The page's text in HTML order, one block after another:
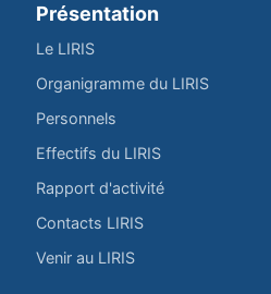
Présentation
Le LIRIS
Organigramme du LIRIS
Personnels
Effectifs du LIRIS
Rapport d'activité
Contacts LIRIS
Venir au LIRIS